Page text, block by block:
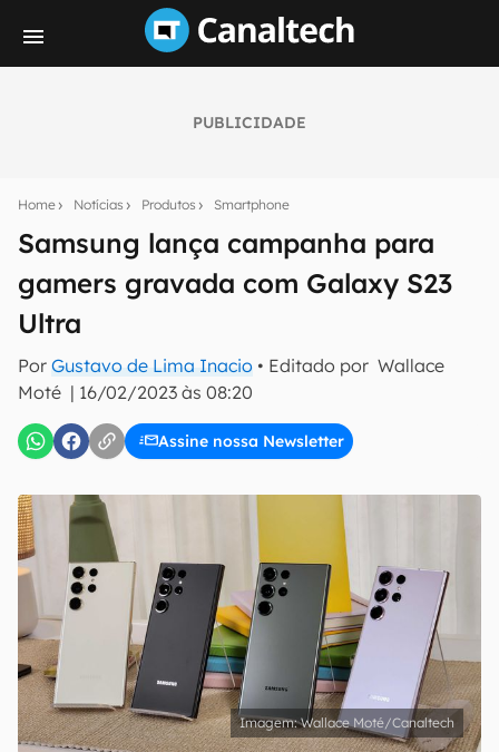
PUBLICIDADE
Home Notícias Produtos Smartphone
Samsung lança campanha para
gamers gravada com Galaxy S23
Ultra
Por Gustavo de Lima Inacio • Editado por Wallace
Moté | 16/02/2023 às 08:20
Assine nossa Newsletter
notícias e reviews sobre tecnologia em primeira
E-mail
inscreva-se
Confirmo que li, aceito e concordo com os Termos de
Uso e Política de Privacidade do Canaltech.
Wallace Moté/Canaltech